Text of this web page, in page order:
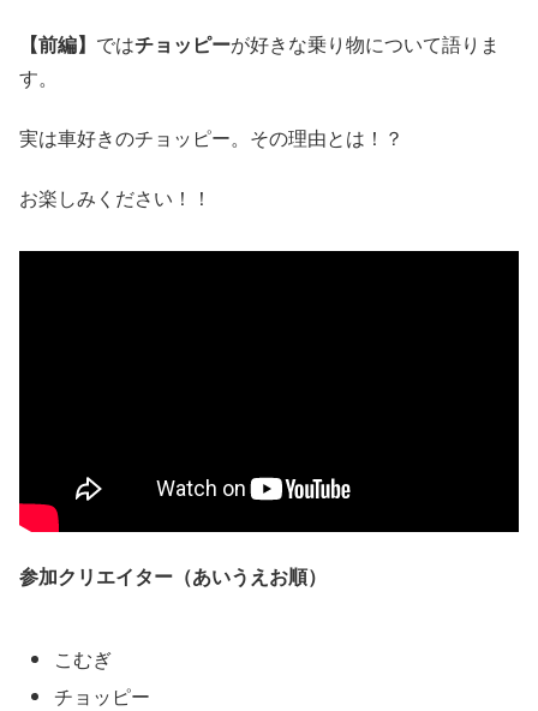
【前編】 ではチョッピーが好きな乗り物について語りま
す。
実は車好きのチョッピー。その理由とは！？
お楽しみください！！
参加クリエイター（あいうえお順）
こむぎ
チョッピー